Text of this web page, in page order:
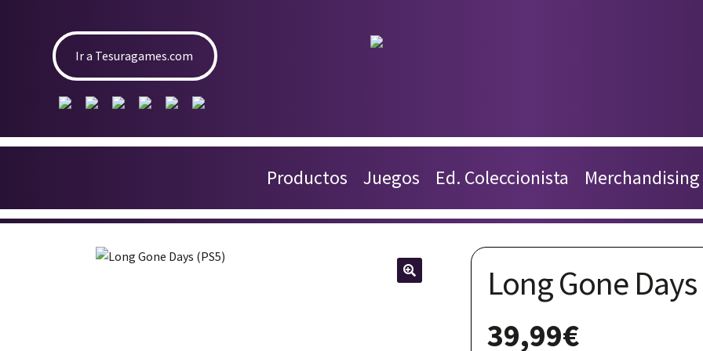
Ir a Tesuragames.com
Productos Juegos Ed. Coleccionista Merchandising
Long Gone Days
39,99€
Juegos
Ed. Coleccionista
Merchandising
Contacto